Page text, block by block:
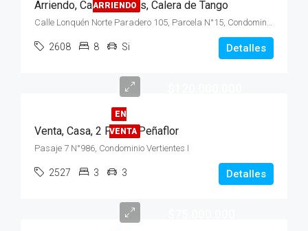
ARRIENDO
Arriendo, Casa, 2 Pisos, Calera de Tango
Calle Lonquén Norte Paradero 105, Parcela N°15, Condominio Santa Filomena, Sector Lonquén
2608 8 Si Detalles
EN
VENTA
Venta, Casa, 2 Pisos, Peñaflor
Pasaje 7 N°986, Condominio Vertientes I
2527 3 3 Detalles